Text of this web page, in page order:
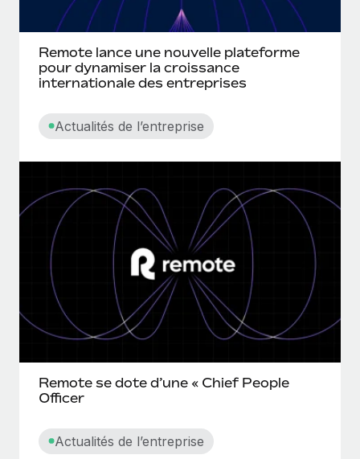
Remote lance une nouvelle plateforme
pour dynamiser la croissance
internationale des entreprises
Actualités de l’entreprise
Remote se dote d’une « Chief People
Officer
Actualités de l’entreprise